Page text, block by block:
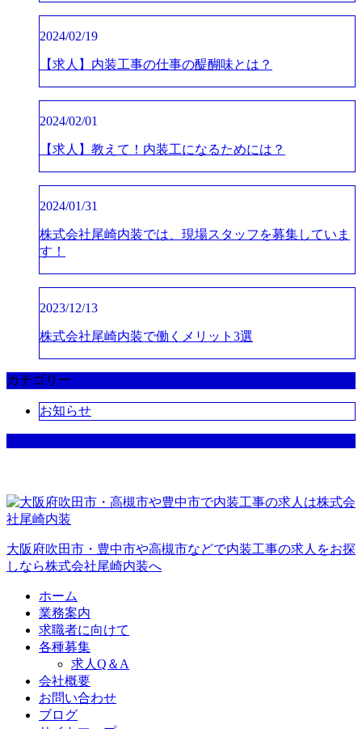
2024/02/19
【求人】内装工事の仕事の醍醐味とは？
2024/02/01
【求人】教えて！内装工になるためには？
2024/01/31
株式会社尾崎内装では、現場スタッフを募集していま
す！
2023/12/13
株式会社尾崎内装で働くメリット3選
カテゴリー
お知らせ
大阪府吹田市・豊中市や高槻市などで内装工事の求人をお探
しなら株式会社尾崎内装へ
ホーム
業務案内
求職者に向けて
各種募集
求人Q＆A
会社概要
お問い合わせ
ブログ